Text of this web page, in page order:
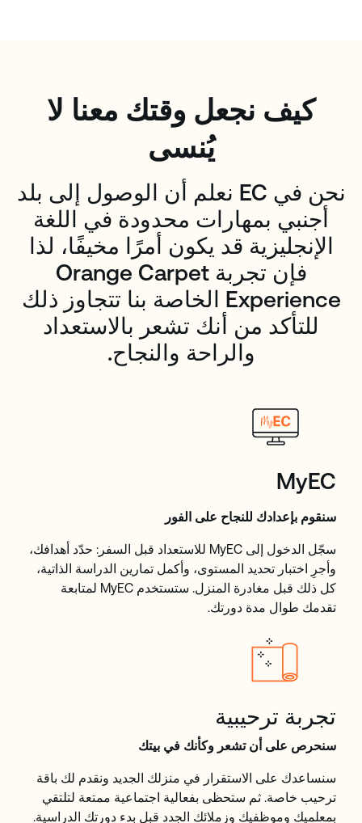
كيف نجعل وقتك معنا لا
يُنسى
نحن في EC نعلم أن الوصول إلى بلد
أجنبي بمهارات محدودة في اللغة
الإنجليزية قد يكون أمرًا مخيفًا، لذا
فإن تجربة Orange Carpet
Experience الخاصة بنا تتجاوز ذلك
للتأكد من أنك تشعر بالاستعداد
والراحة والنجاح.
MyEC
سنقوم بإعدادك للنجاح على الفور
سجّل الدخول إلى MyEC للاستعداد قبل السفر: حدّد أهدافك،
وأجرِ اختبار تحديد المستوى، وأكمل تمارين الدراسة الذاتية،
كل ذلك قبل مغادرة المنزل. ستستخدم MyEC لمتابعة
تقدمك طوال مدة دورتك.
تجربة ترحيبية
سنحرص على أن تشعر وكأنك في بيتك
سنساعدك على الاستقرار في منزلك الجديد ونقدم لك باقة
ترحيب خاصة. ثم ستحظى بفعالية اجتماعية ممتعة لتلتقي
بمعلميك وموظفيك وزملائك الجدد قبل بدء دورتك الدراسية.